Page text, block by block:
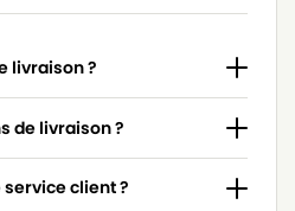
POWER CYCLONIC
Power Cyclonic
livraison ?
de livraison ?
client ?